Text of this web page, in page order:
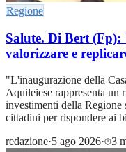
Regione
Salute. Di Bert
valorizzare e
"L'inaugurazione della
Aquileiese rappresenta un
investimenti della
cittadini per rispondere ai
redazione·5 ago 2026· 3